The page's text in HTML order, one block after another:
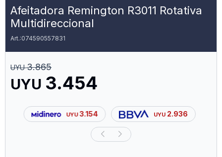
Afeitadora Remington R3011 Rotativa
Multidireccional
074590557831
UYU 3.454
UYU 3.865
UYU 3.154 UYU 2.936